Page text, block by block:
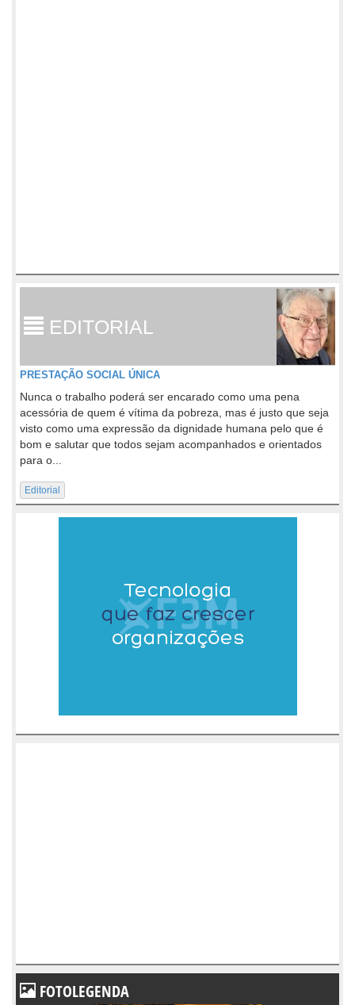
EDITORIAL
PRESTAÇÃO SOCIAL ÚNICA
Nunca o trabalho poderá ser encarado como uma pena
acessória de quem é vítima da pobreza, mas é justo que seja
visto como uma expressão da dignidade humana pelo que é
bom e salutar que todos sejam acompanhados e orientados
para o...
Editorial
FOTOLEGENDA